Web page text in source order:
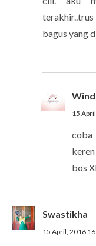
bagus yang
15
coba
bos
Swastikha
15 April, 2016